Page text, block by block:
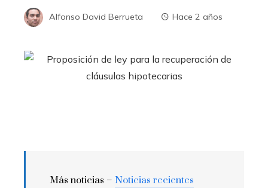
Alfonso David Berrueta Hace 2 años
Más noticias – Noticias recientes